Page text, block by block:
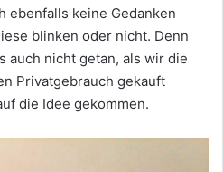
ebenfalls keine Gedanken
blinken oder nicht. Denn
auch nicht getan, als wir die
Privatgebrauch gekauft
die Idee gekommen.